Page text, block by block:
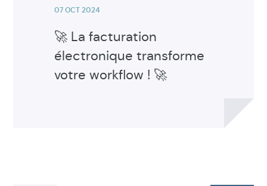
🚀 La facturation
électronique transforme
votre workflow ! 🚀
07 OCT 2024